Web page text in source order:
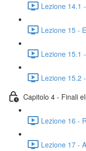
Lezione 14.1
Lezione 15 -
Lezione 15.1
Lezione 15.2
Capitolo 4 - Finali
Lezione 16 -
Lezione 17 -